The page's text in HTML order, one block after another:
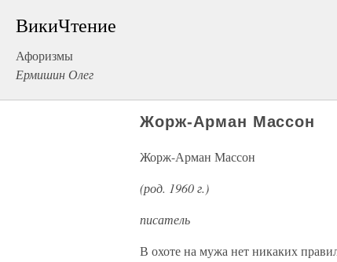
ВикиЧтение
Афоризмы
Ермишин Олег
Жорж-Арман Массон
Жорж-Арман Массон
(род. 1960 г.)
писатель
В охоте на мужа нет никаких